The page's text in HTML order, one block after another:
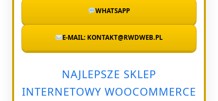
WHATSAPP
E-MAIL: KONTAKT@RWDWEB.PL
NAJLEPSZE SKLEP
INTERNETOWY WOOCOMMERCE